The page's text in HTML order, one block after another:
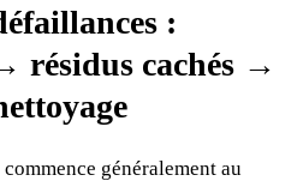
:
résidus cachés →
généralement au